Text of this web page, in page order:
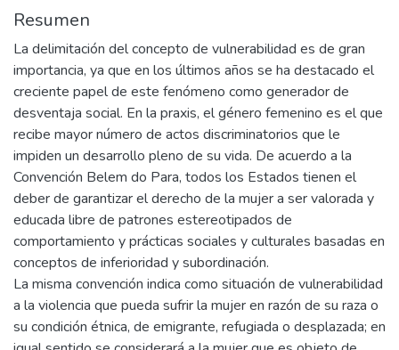
Resumen
La delimitación del concepto de vulnerabilidad es de gran
importancia, ya que en los últimos años se ha destacado el
creciente papel de este fenómeno como generador de
desventaja social. En la praxis, el género femenino es el que
recibe mayor número de actos discriminatorios que le
impiden un desarrollo pleno de su vida. De acuerdo a la
Convención Belem do Para, todos los Estados tienen el
deber de garantizar el derecho de la mujer a ser valorada y
educada libre de patrones estereotipados de
comportamiento y prácticas sociales y culturales basadas en
conceptos de inferioridad y subordinación.
La misma convención indica como situación de vulnerabilidad
a la violencia que pueda sufrir la mujer en razón de su raza o
su condición étnica, de emigrante, refugiada o desplazada; en